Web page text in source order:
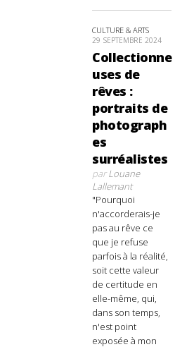
CULTURE & ARTS
29 SEPTEMBRE 2024
Collectionne
uses de
rêves :
portraits de
photograph
es
surréalistes
parLouane
Lallemant
"Pourquoi
n'accorderais-je
pas au rêve ce
que je refuse
parfois à la réalité,
soit cette valeur
de certitude en
elle-même, qui,
dans son temps,
n'est point
exposée à mon